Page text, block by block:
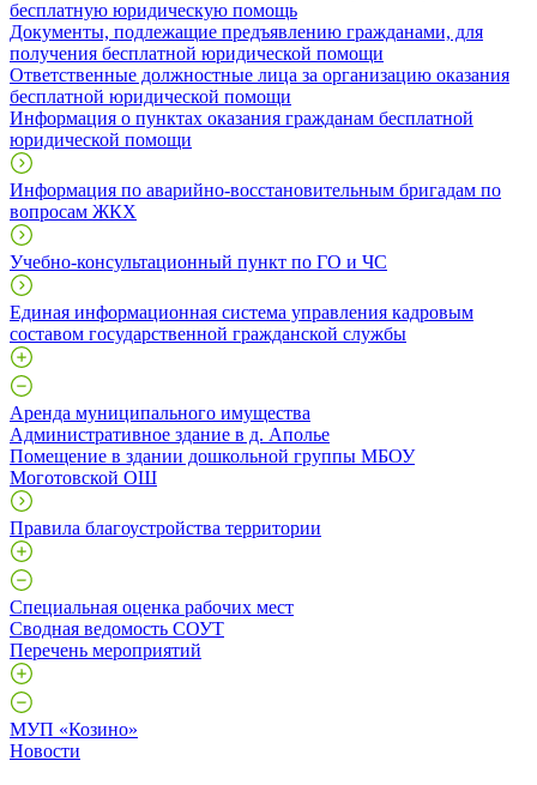
бесплатную юридическую помощь
Документы, подлежащие предъявлению гражданами, для
получения бесплатной юридической помощи
Ответственные должностные лица за организацию оказания
бесплатной юридической помощи
Информация о пунктах оказания гражданам бесплатной
юридической помощи
Информация по аварийно-восстановительным бригадам по
вопросам ЖКХ
Учебно-консультационный пункт по ГО и ЧС
Единая информационная система управления кадровым
составом государственной гражданской службы
Аренда муниципального имущества
Административное здание в д. Аполье
Помещение в здании дошкольной группы МБОУ
Моготовской ОШ
Правила благоустройства территории
Специальная оценка рабочих мест
Сводная ведомость СОУТ
Перечень мероприятий
МУП «Козино»
Новости